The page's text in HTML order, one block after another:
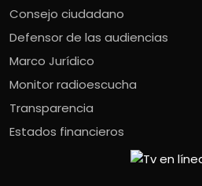
Consejo ciudadano
Defensor de las audiencias
Marco Jurídico
Monitor radioescucha
Transparencia
Estados financieros